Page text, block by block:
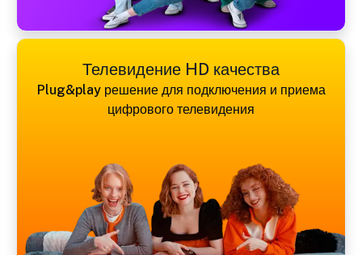
Телевидение HD качества
Plug&play решение для подключения и приема
цифрового телевидения